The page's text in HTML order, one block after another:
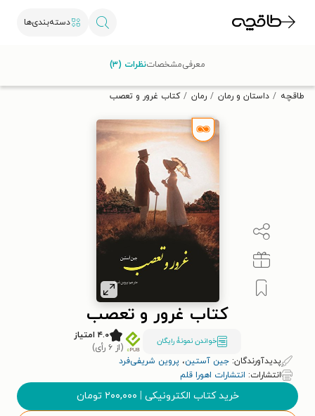
دسته‌بندی‌ها
تخفیف از طاقچه دریافت کن.
طاقچه داستان و رمان رمان کتاب غرور و تعصب
کتاب غرور و تعصب
خواندن نمونۀ رایگان
۴.۰ امتیاز
(از ۶ رأی)
پدیدآورندگان: جین آستین، پروین شریفی‌فرد
انتشارات: انتشارات اهورا قلم
خرید کتاب الکترونیکی | ۲۰۰,۰۰۰ تومان
معرفیمشخصاتنظرات (۳)